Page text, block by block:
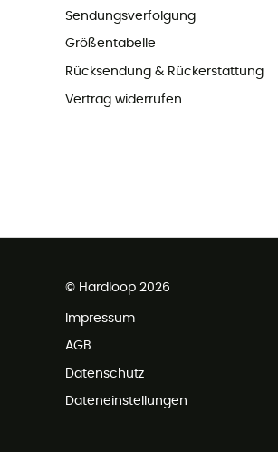
Sendungsverfolgung
Größentabelle
Rücksendung & Rückerstattung
Vertrag widerrufen
© Hardloop 2026
Impressum
AGB
Datenschutz
Dateneinstellungen